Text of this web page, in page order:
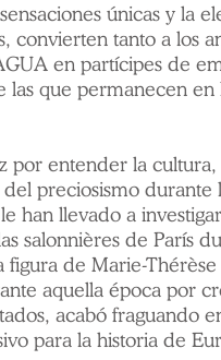
únicas y la
convierten tanto a los
en partícipes de
que permanecen en
por entender la
preciosismo durante
han llevado a
salonnières de París
de Marie-Thérèse
aquella época por
acabó fraguando
para la historia de